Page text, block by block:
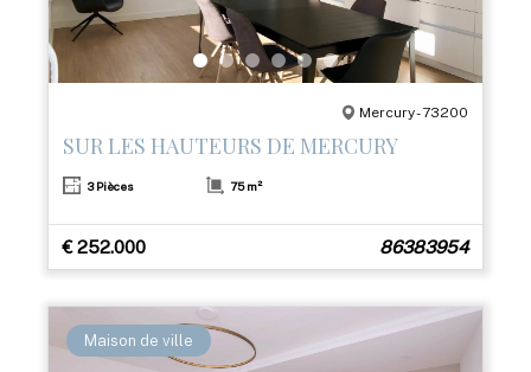
Mercury - 73200
SUR LES HAUTEURS DE MERCURY
3 Pièces 75 m²
€ 252.000 86383954
Maison de ville